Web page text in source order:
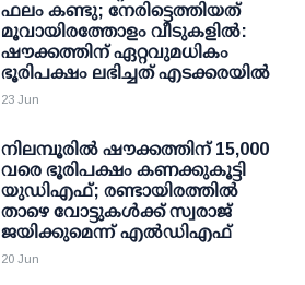
ഫലം കണ്ടു; നേരിട്ടെത്തിയത്
മൂവായിരത്തോളം വീടുകളില്‍:
ഷൗക്കത്തിന് ഏറ്റവുമധികം
ഭൂരിപക്ഷം ലഭിച്ചത് എടക്കരയില്‍
23 Jun
നിലമ്പൂരില്‍ ഷൗക്കത്തിന് 15,000
വരെ ഭൂരിപക്ഷം കണക്കുകൂട്ടി
യുഡിഎഫ്; രണ്ടായിരത്തില്‍
താഴെ വോട്ടുകള്‍ക്ക് സ്വരാജ്
ജയിക്കുമെന്ന് എല്‍ഡിഎഫ്
20 Jun